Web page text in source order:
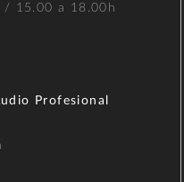
/ 15.00 a 18.00h
Profesional